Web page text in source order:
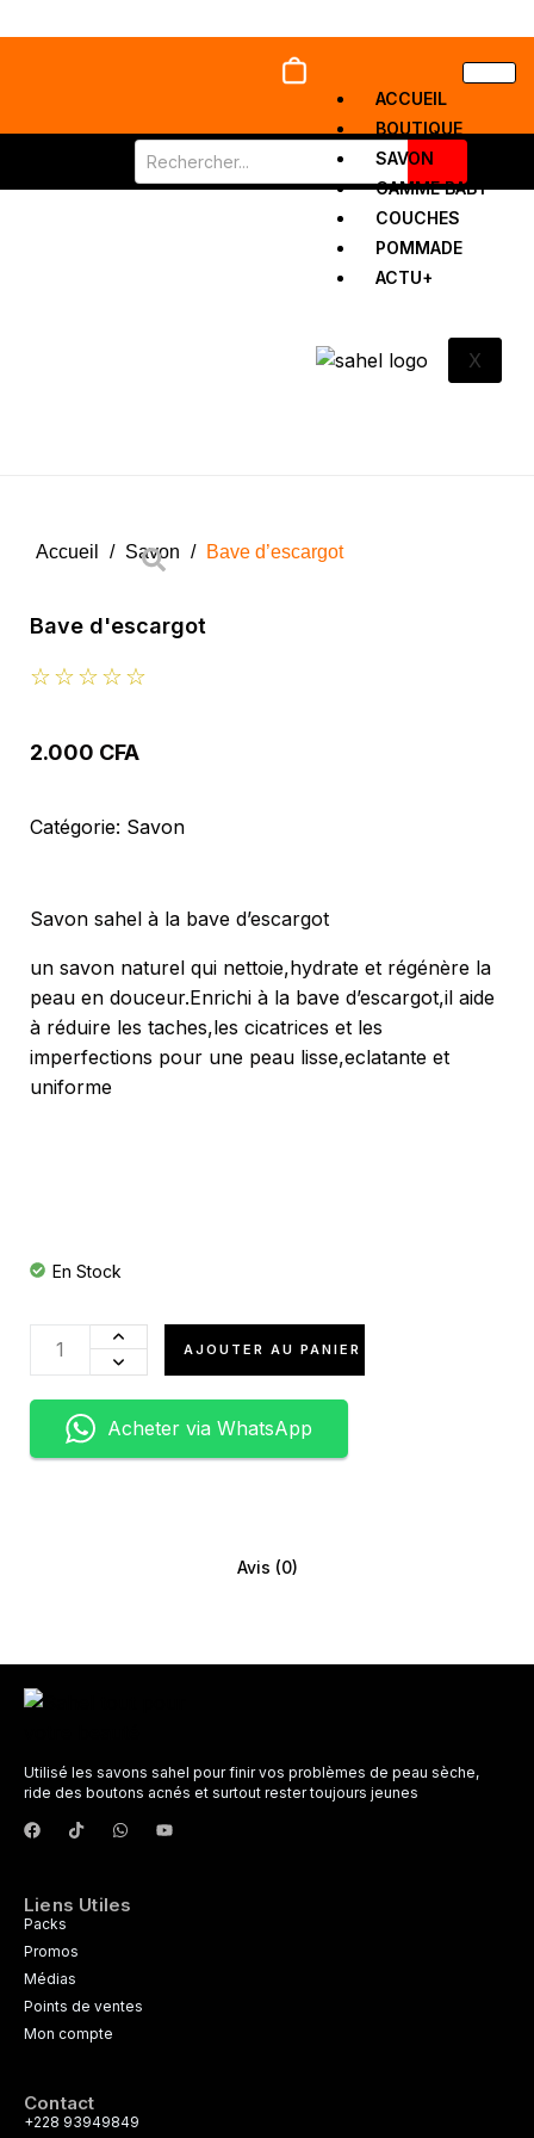
ACCUEIL
BOUTIQUE
SAVON
GAMME BABY
COUCHES
POMMADE
ACTU+
X
Accueil / Savon / Bave d’escargot
Bave d'escargot
☆☆☆☆☆
2.000 CFA
Catégorie: Savon
Savon sahel à la bave d’escargot
un savon naturel qui nettoie,hydrate et régénère la
peau en douceur.Enrichi à la bave d’escargot,il aide
à réduire les taches,les cicatrices et les
imperfections pour une peau lisse,eclatante et
uniforme
En Stock
AJOUTER AU PANIER
Acheter via WhatsApp
Avis (0)
Utilisé les savons sahel pour finir vos problèmes de peau sèche,
ride des boutons acnés et surtout rester toujours jeunes
Liens Utiles
Packs
Promos
Médias
Points de ventes
Mon compte
Contact
+228 93949849